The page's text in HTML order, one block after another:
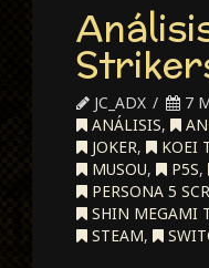
JC_ADX
7
ANÁLISIS,
JOKER, KOEI
MUSOU, P5S,
PERSONA 5
SHIN MEGAMI
STEAM,